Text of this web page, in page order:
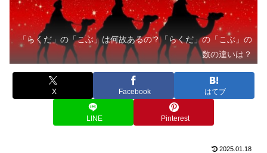
「らくだ」の「こぶ」は何故あるの？「らくだ」の「こぶ」の
数の違いは？
X Facebook はてブ
LINE Pinterest
2025.01.18